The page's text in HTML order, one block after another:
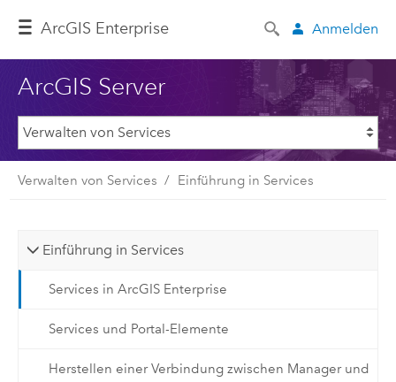
ArcGIS Enterprise Anmelden
ArcGIS Server
Verwalten von Services Einführung in Services
Einführung in Services
Services in ArcGIS Enterprise
Services und Portal-Elemente
Herstellen einer Verbindung zwischen Manager und